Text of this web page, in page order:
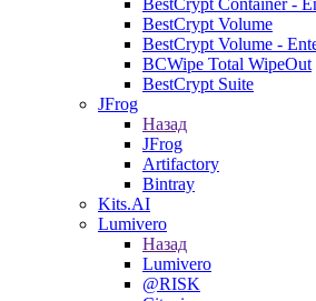
BestCrypt Container -
BestCrypt Volume
BestCrypt Volume -
BCWipe Total WipeOut
BestCrypt Suite
JFrog
Назад
JFrog
Artifactory
Bintray
Kits.AI
Lumivero
Назад
Lumivero
@RISK